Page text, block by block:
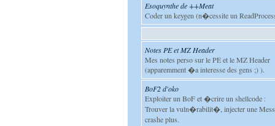
Esoquynthe de ++Meat
Coder un keygen (n�cessite un
Notes PE et MZ Header
Mes notes perso sur le PE et le MZ Header
(apparemment �a interesse des gens ;) ).
BoF2 d'oko
Exploiter un BoF et �crire un shellcode :
Trouver la vuln�rabilit�, injecter une
crashe plus.